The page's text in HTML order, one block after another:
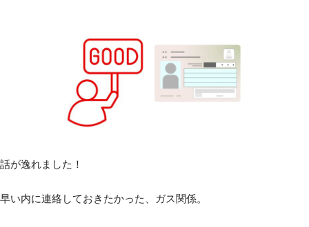
話が逸れました！
早い内に連絡しておきたかった、ガス関係。